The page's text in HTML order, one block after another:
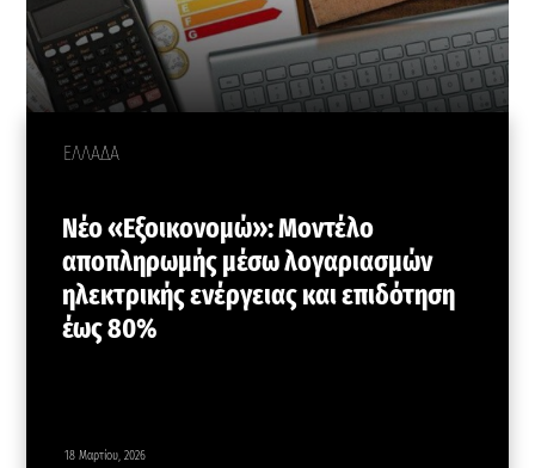
ΕΛΛΑΔΑ
Νέο «Εξοικονομώ»: Mοντέλο
αποπληρωμής μέσω λογαριασμών
ηλεκτρικής ενέργειας και επιδότηση
έως 80%
18 Μαρτίου, 2026